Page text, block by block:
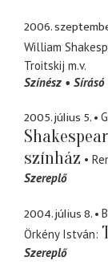
2006.
William
Troitskij m.v.
Színész
Sírásó
2005. július 5.
színház
Szereplő
2004. július 8.
Örkény István
Szereplő